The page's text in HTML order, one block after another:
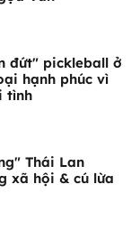
đứt" pickleball ở
hạnh phúc vì
tình
Thái Lan
xã hội & cú lừa